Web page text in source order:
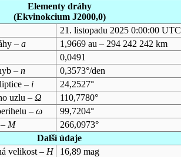
Elementy dráhy
(Ekvinokcium J2000,0)
21. listopadu 2025 0:00:00 UTC
– a
1,9669 au – 294 242 242 km
0,0491
– n
0,3573°/den
– i
24,2527°
uzlu – Ω
110,7780°
– ω
99,7204°
M
266,0973°
Další údaje
velikost – H
16,89 mag